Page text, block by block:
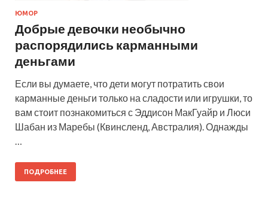
ЮМОР
Добрые девочки необычно
распорядились карманными
деньгами
Если вы думаете, что дети могут потратить свои
карманные деньги только на сладости или игрушки, то
вам стоит познакомиться с Эддисон МакГуайр и Люси
Шабан из Маребы (Квинсленд, Австралия). Однажды
…
ПОДРОБНЕЕ